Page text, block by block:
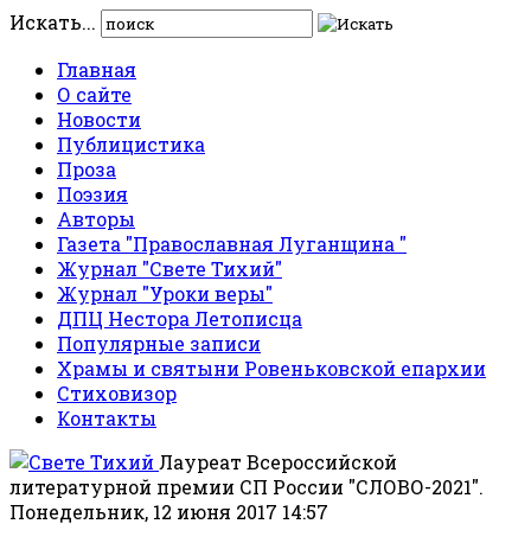
Искать...
Главная
О сайте
Новости
Публицистика
Проза
Поэзия
Авторы
Газета "Православная Луганщина "
Журнал "Свете Тихий"
Журнал "Уроки веры"
ДПЦ Нестора Летописца
Популярные записи
Храмы и святыни Ровеньковской епархии
Стиховизор
Контакты
Лауреат Всероссийской
литературной премии СП России "СЛОВО-2021".
Понедельник, 12 июня 2017 14:57